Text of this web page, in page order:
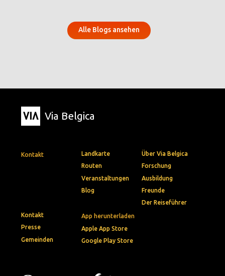
Alle Blogs ansehen
Via Belgica
Kontakt
App herunterladen
Apple App Store
Google Play Store
Landkarte
Routen
Veranstaltungen
Blog
Über Via Belgica
Forschung
Ausbildung
Freunde
Der Reiseführer
Kontakt
Presse
Gemeinden